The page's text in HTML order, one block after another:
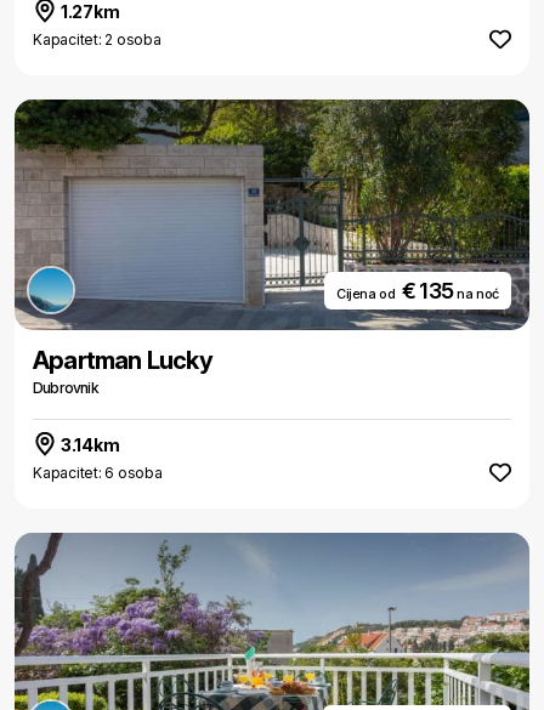
1.27km
Kapacitet: 2 osoba
Cijena od € 135na noć
Apartman Lucky
Dubrovnik
3.14km
Kapacitet: 6 osoba